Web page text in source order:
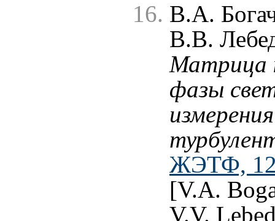
В.А.
В.В.
Матрица
фазы
ЖЭТФ,
[V.A.
V.V.